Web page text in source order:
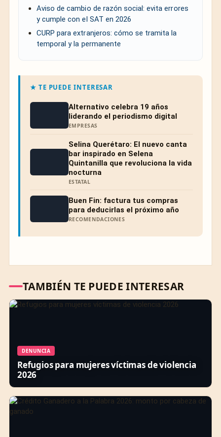
Aviso de cambio de razón social: evita errores
y cumple con el SAT en 2026
CURP para extranjeros: cómo se tramita la
temporal y la permanente
★ TE PUEDE INTERESAR
Alternativo celebra 19 años
liderando el periodismo digital
EMPRESAS
Selina Querétaro: El nuevo canta
bar inspirado en Selena
Quintanilla que revoluciona la vida
nocturna
ESTATAL
Buen Fin: factura tus compras
para deducirlas el próximo año
RECOMENDACIONES
TAMBIÉN TE PUEDE INTERESAR
DENUNCIA
Refugios para mujeres víctimas de violencia
2026